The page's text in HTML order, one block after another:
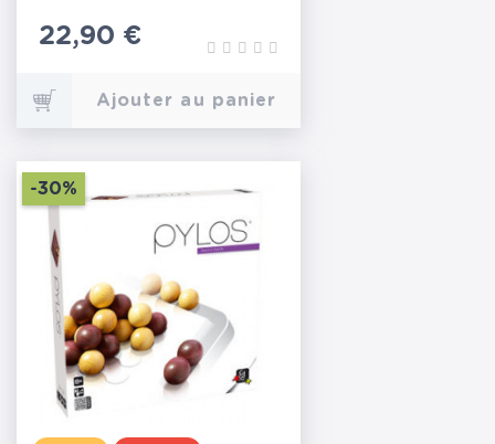
Prix
22,90 €
Ajouter au panier
-30%